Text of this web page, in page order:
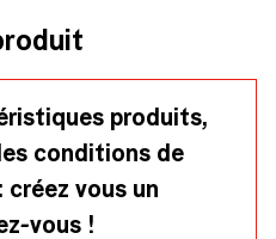
produits,
conditions de
vous un
vous !